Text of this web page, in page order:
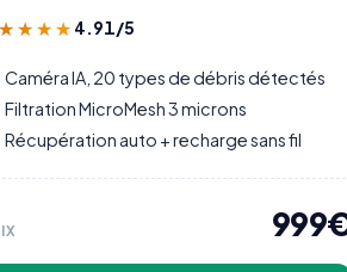
4.91/5
Caméra IA, 20 types de débris détectés
Filtration MicroMesh 3 microns
Récupération auto + recharge sans fil